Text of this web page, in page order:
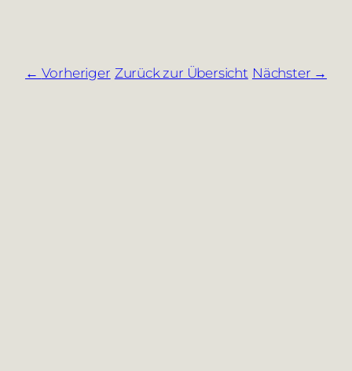
Vorheriger Zurück zur Übersicht Nächster